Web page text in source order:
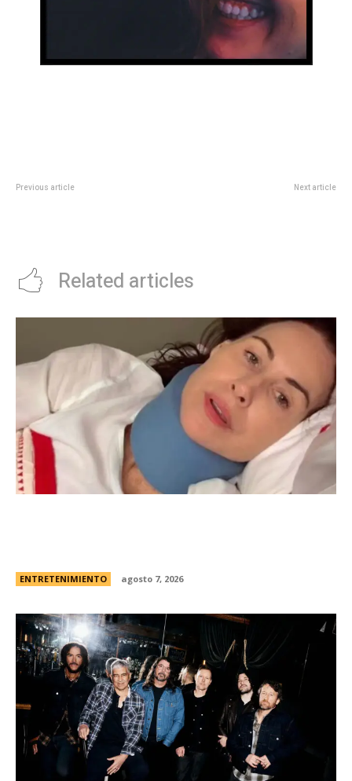
Previous article Next article
Related articles
ENTRETENIMIENTO agosto 7, 2026